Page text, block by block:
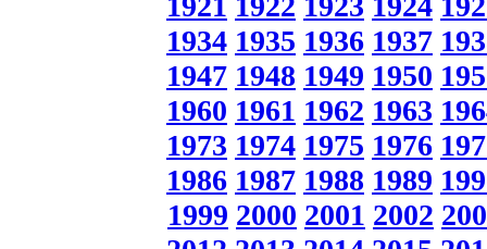
1934 1935 1936 1937
1947 1948 1949 1950
1960 1961 1962 1963
1973 1974 1975 1976
1986 1987 1988 1989
1999 2000 2001 2002